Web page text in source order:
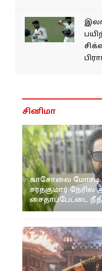
சினிமா
காசோலை மோசடி
சரத்குமார்
சைதாப்பேட்டை